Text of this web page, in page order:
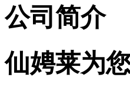
公司简介
仙娉莱为